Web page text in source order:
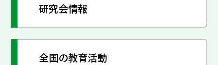
研究会情報
全国の教育活動